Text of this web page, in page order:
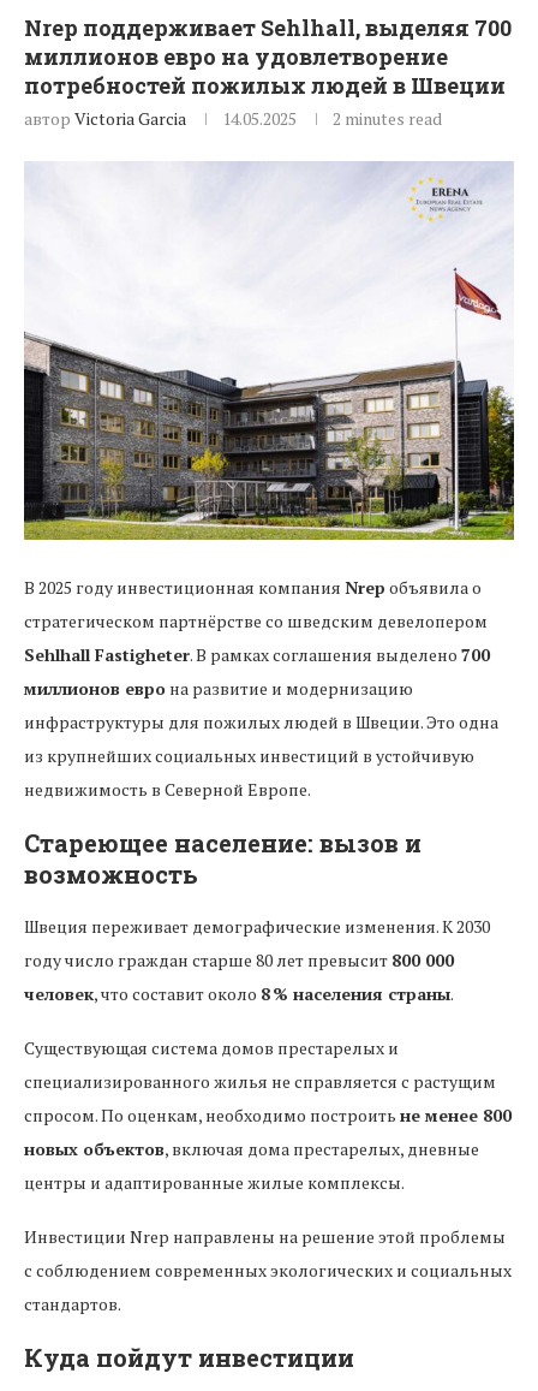
Nrep поддерживает Sehlhall, выделяя 700
миллионов евро на удовлетворение
потребностей пожилых людей в Швеции
автор Victoria Garcia 14.05.2025 2 minutes read
В 2025 году инвестиционная компания Nrep объявила о
стратегическом партнёрстве со шведским девелопером
Sehlhall Fastigheter. В рамках соглашения выделено 700
миллионов евро на развитие и модернизацию
инфраструктуры для пожилых людей в Швеции. Это одна
из крупнейших социальных инвестиций в устойчивую
недвижимость в Северной Европе.
Стареющее население: вызов и
возможность
Швеция переживает демографические изменения. К 2030
году число граждан старше 80 лет превысит 800 000
человек, что составит около 8 % населения страны.
Существующая система домов престарелых и
специализированного жилья не справляется с растущим
спросом. По оценкам, необходимо построить не менее 800
новых объектов, включая дома престарелых, дневные
центры и адаптированные жилые комплексы.
Инвестиции Nrep направлены на решение этой проблемы
с соблюдением современных экологических и социальных
стандартов.
Куда пойдут инвестиции